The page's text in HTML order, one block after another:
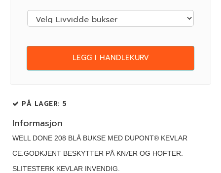
LEGG I HANDLEKURV
PÅ LAGER: 5
Informasjon
WELL DONE 208 BLÅ BUKSE MED DUPONT® KEVLAR
CE.GODKJENT BESKYTTER PÅ KNÆR OG HOFTER.
SLITESTERK KEVLAR INVENDIG.